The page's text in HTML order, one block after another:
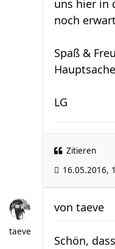
uns hier in
noch
Spaß &
LG
Zitieren
16.05.2016,
taeve
von taeve
Schön,